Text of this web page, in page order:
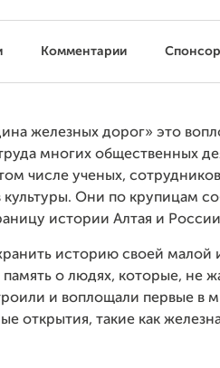
Комментарии
железных дорог» это
многих общественных
числе ученых,
культуры. Они по крупицам
истории Алтая и
историю своей малой
о людях, которые, не
и воплощали первые в
открытия, такие как